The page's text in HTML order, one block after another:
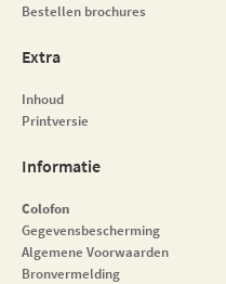
Bestellen brochures
Extra
Inhoud
Printversie
Informatie
Colofon
Gegevensbescherming
Algemene Voorwaarden
Bronvermelding